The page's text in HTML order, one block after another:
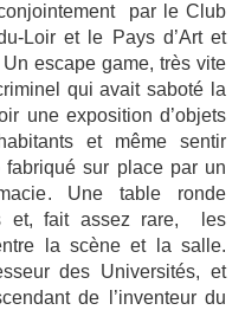
par le Club
Loir et le Pays d’Art et
escape game, très vite
qui avait saboté la
une exposition d’objets
et même sentir
fabriqué sur place par un
Une table ronde
et, fait assez rare, les
la scène et la salle.
des Universités, et
de l’inventeur du